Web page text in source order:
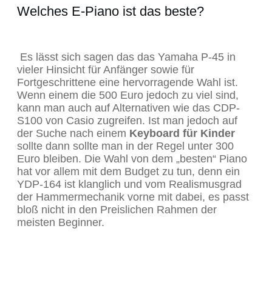
Welches E-Piano ist das beste?
Es lässt sich sagen das das Yamaha P-45 in
vieler Hinsicht für Anfänger sowie für
Fortgeschrittene eine hervorragende Wahl ist.
Wenn einem die 500 Euro jedoch zu viel sind,
kann man auch auf Alternativen wie das CDP-
S100 von Casio zugreifen. Ist man jedoch auf
der Suche nach einem Keyboard für Kinder
sollte dann sollte man in der Regel unter 300
Euro bleiben. Die Wahl von dem „besten“ Piano
hat vor allem mit dem Budget zu tun, denn ein
YDP-164 ist klanglich und vom Realismusgrad
der Hammermechanik vorne mit dabei, es passt
bloß nicht in den Preislichen Rahmen der
meisten Beginner.